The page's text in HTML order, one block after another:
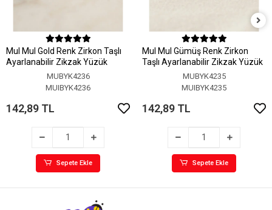
MuI MuI Gold Renk Zirkon Taşlı
Ayarlanabilir Zikzak Yüzük
MUBYK4236
MUIBYK4236
142,89 TL
Sepete Ekle
MuI MuI Gümüş Renk Zirkon
Taşlı Ayarlanabilir Zikzak Yüzük
MUBYK4235
MUIBYK4235
142,89 TL
Sepete Ekle